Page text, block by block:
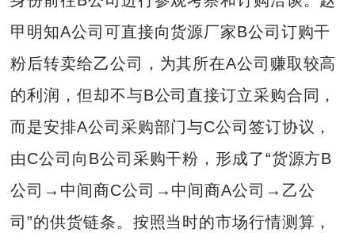
甲明知A公司可直接向货源厂家B公司订购干
粉后转卖给乙公司，为其所在A公司赚取较高
的利润，但却不与B公司直接订立采购合同，
而是安排A公司采购部门与C公司签订协议，
由C公司向B公司采购干粉，形成了“货源方B
公司→中间商C公司→中间商A公司→乙公
司”的供货链条。按照当时的市场行情测算，